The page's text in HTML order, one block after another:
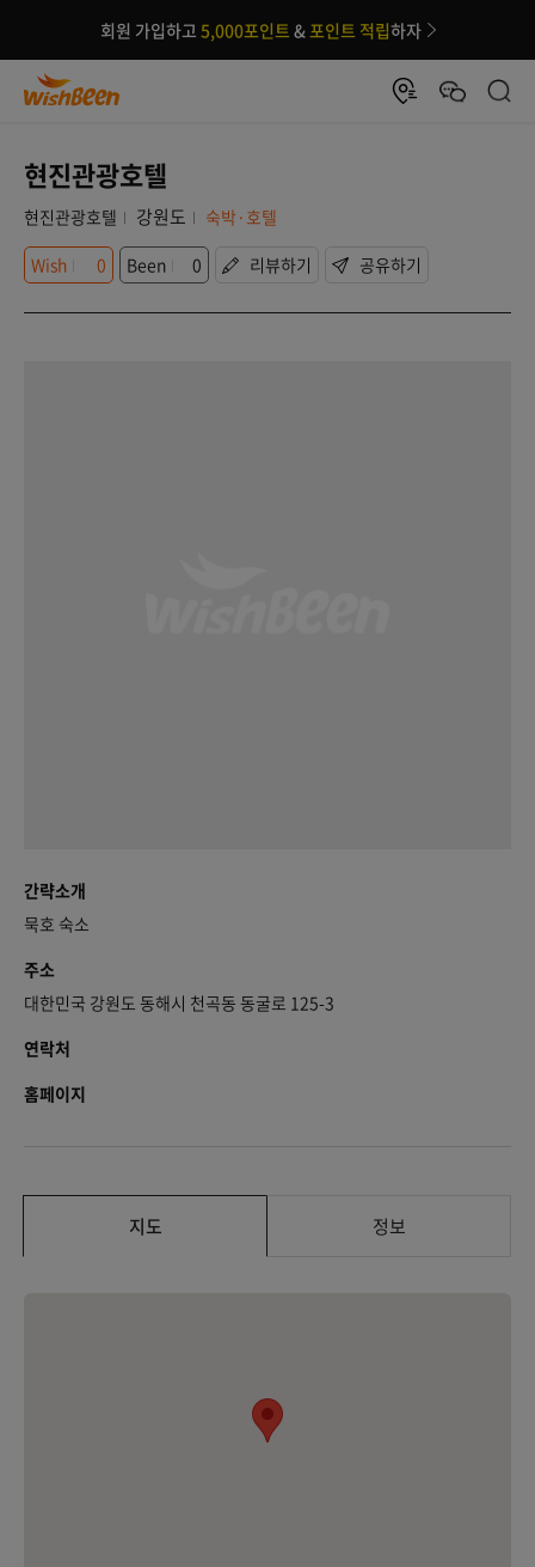
회원 가입하고 5,000포인트 &포인트 적립하자
현진관광호텔
현진관광호텔 강원도
숙박·호텔
Wish
0 Been 0 리뷰하기 공유하기
간략소개
묵호 숙소
주소
대한민국 강원도 동해시 천곡동 동굴로 125-3
연락처
홈페이지
지도 정보